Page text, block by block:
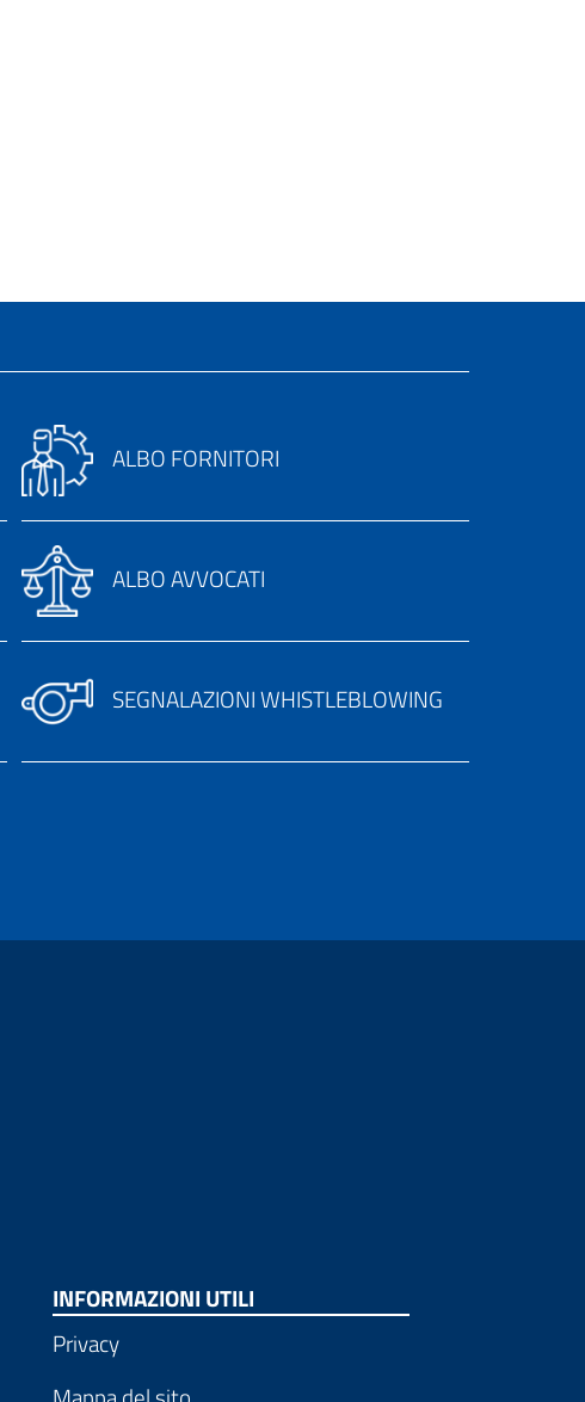
ALBO FORNITORI
ALBO AVVOCATI
SEGNALAZIONI WHISTLEBLOWING
INFORMAZIONI UTILI
Privacy